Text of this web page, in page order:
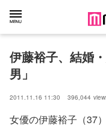
伊藤裕子、結婚
男」
2011.11.16 11:30 396,044
女優の伊藤裕子（37